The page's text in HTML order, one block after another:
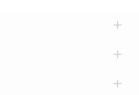
+
+
+